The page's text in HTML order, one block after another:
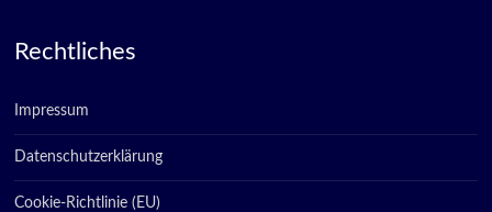
Rechtliches
Impressum
Datenschutzerklärung
Cookie-Richtlinie (EU)